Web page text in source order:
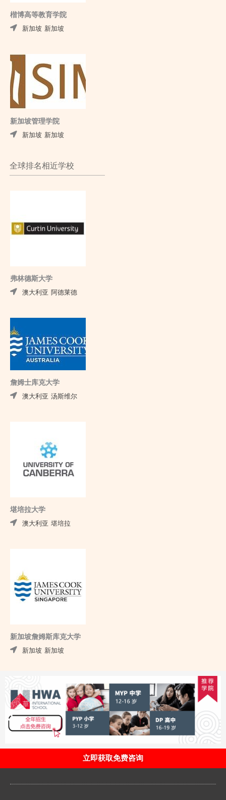
楷博高等教育学院
新加坡 新加坡
新加坡管理学院
新加坡 新加坡
全球排名相近学校
弗林德斯大学
澳大利亚 阿德莱德
詹姆士库克大学
澳大利亚 汤斯维尔
堪培拉大学
澳大利亚 堪培拉
新加坡詹姆斯库克大学
新加坡 新加坡
立即获取免费咨询